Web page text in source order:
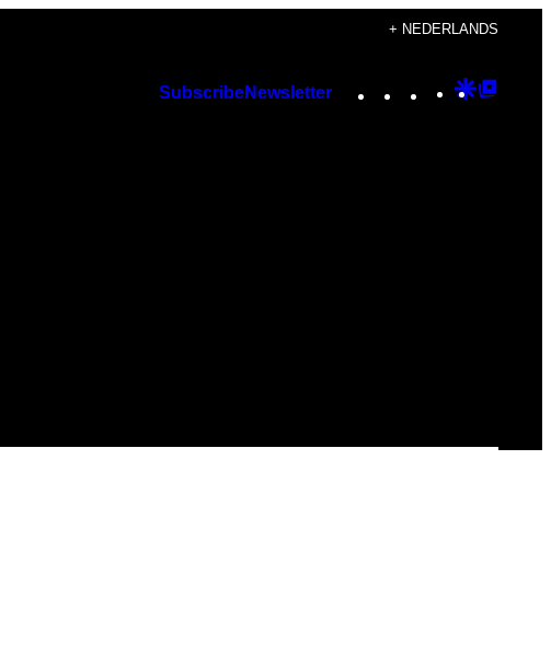
+ NEDERLANDS
SubscribeNewsletter Instagram
TikTok
YouTube
Google